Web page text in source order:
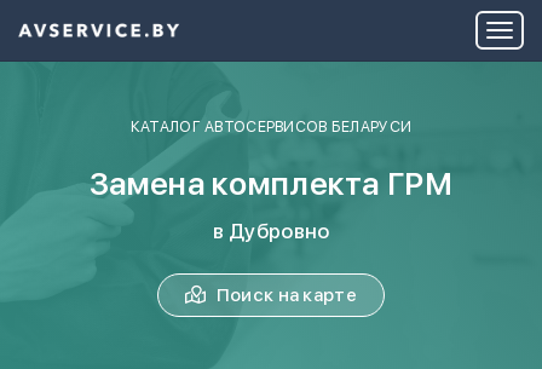
КАТАЛОГ АВТОСЕРВИСОВ БЕЛАРУСИ
Замена комплекта ГРМ
в Дубровно
Поиск на карте